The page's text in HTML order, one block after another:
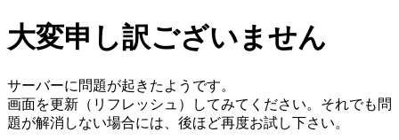
大変申し訳ございません
サーバーに問題が起きたようです。
画面を更新（リフレッシュ）してみてください。それでも問
題が解消しない場合には、後ほど再度お試し下さい。